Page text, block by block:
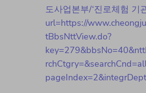
도사업본부/‘진로체험 기
url=https://
tBbsNttView.do?